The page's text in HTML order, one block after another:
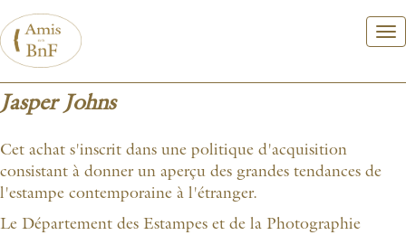
au
contenu
Jasper Johns
Cet achat s'inscrit dans une politique d'acquisition
consistant à donner un aperçu des grandes tendances de
l'estampe contemporaine à l'étranger.
Le Département des Estampes et de la Photographie